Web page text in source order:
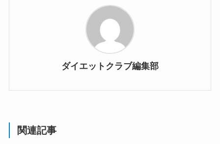
ダイエットクラブ編集部
関連記事